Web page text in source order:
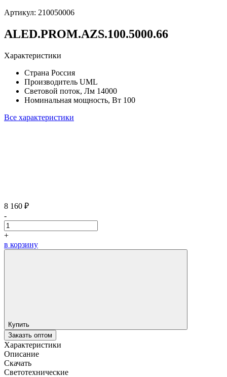
Артикул: 210050006
ALED.PROM.AZS.100.5000.66
Характеристики
Страна Россия
Производитель UML
Световой поток, Лм 14000
Номинальная мощность, Вт 100
Все характеристики
8 160 ₽
-
+
в корзину
Купить
Заказть оптом
Характеристики
Описание
Скачать
Светотехнические